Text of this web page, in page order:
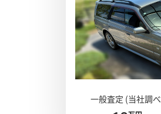
一般査定 (当社調